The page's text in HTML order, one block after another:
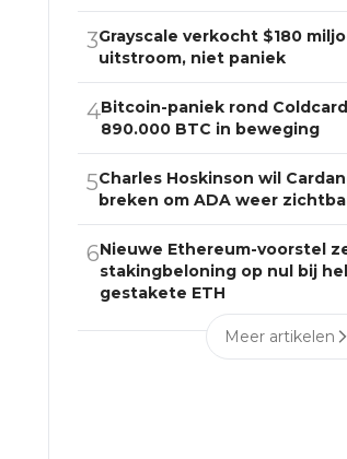
3Grayscale verkocht $180
uitstroom, niet paniek
4Bitcoin-paniek rond
890.000 BTC in beweging
5Charles Hoskinson wil
breken om ADA weer
6Nieuwe Ethereum-voorstel
stakingbeloning op nul bij
gestakete ETH
Meer artikelen